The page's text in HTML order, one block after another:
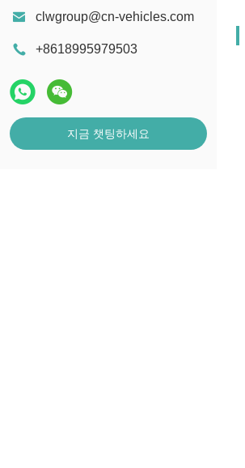
clwgroup@cn-vehicles.com
+8618995979503
지금 챗팅하세요